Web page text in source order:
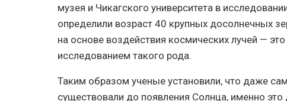
музея и Чикагского университета в
определили возраст 40 крупных досолнечных
на основе воздействия космических лучей —
исследованием такого рода.
Таким образом ученые установили, что даже
существовали до появления Солнца, именно это